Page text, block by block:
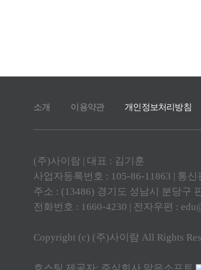
소개 이용약관 개인정보처리방침
(주)사이람 | 대표 : 김기훈
사업자등록번호 : 105-86-11863 | 통
주소 : (13486) 경기도 성남시 분당구
전화번호 : 1660-4230 | 전자우편 :
Copyright (c) (주)사이람 All Rights